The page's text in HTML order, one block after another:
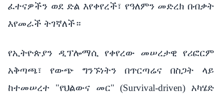
ፈተናዎችን ወደ ድል እየቀየረች፣ የዓለምን መድረክ በብቃት
እየመራች ትገኛለች።
የኢትዮጵያን ዲፕሎማሲ የቀየረው መሠረታዊ የሪፎርም
አቅጣጫ፣ የውጭ ግንኙነትን በጥርጣሬና በስጋት ላይ
ከተመሠረተ "የህልውና መር" (Survival-driven) አካሄድ